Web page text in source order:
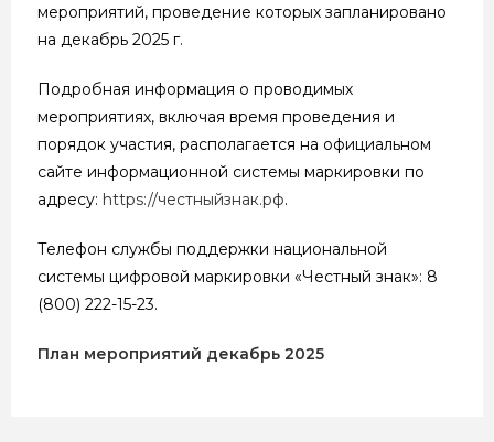
мероприятий, проведение которых запланировано
на декабрь 2025 г.
Подробная информация о проводимых
мероприятиях, включая время проведения и
порядок участия, располагается на официальном
сайте информационной системы маркировки по
адресу: https://честныйзнак.рф.
Телефон службы поддержки национальной
системы цифровой маркировки «Честный знак»: 8
(800) 222-15-23.
План мероприятий декабрь 2025